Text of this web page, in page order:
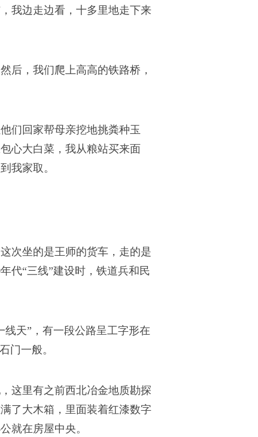
我边走边看，十多里地走下来
后，我们爬上高高的铁路桥，
们回家帮母亲挖地挑粪种玉
心大白菜，我从粮站买来面
我家取。
次坐的是王师的货车，走的是
代“三线”建设时，铁道兵和民
天”，有一段公路呈工字形在
门一般。
这里有之前西北冶金地质勘探
了大木箱，里面装着红漆数字
就在房屋中央。